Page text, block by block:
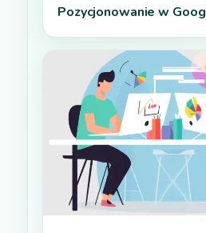
Pozycjonowanie w